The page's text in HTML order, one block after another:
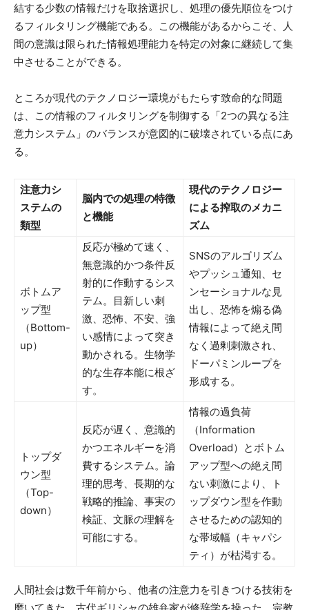
結する少数の情報だけを取捨選択し、処理の優先順位をつけ
るフィルタリング機能である。この機能があるからこそ、人
間の意識は限られた情報処理能力を特定の対象に継続して集
中させることができる。
ところが現代のテクノロジー環境がもたらす致命的な問題
は、この情報のフィルタリングを制御する「2つの異なる注
意力システム」のバランスが意図的に破壊されている点にあ
る。
注意力シ
ステムの
類型
脳内での処理の特徴
と機能
現代のテクノロジー
による搾取のメカニ
ズム
ボトムア
ップ型
（Bottom-
up）
反応が極めて速く、
無意識的かつ条件反
射的に作動するシス
テム。目新しい刺
激、恐怖、不安、強
い感情によって突き
動かされる。生物学
的な生存本能に根ざ
す。
SNSのアルゴリズム
やプッシュ通知、セ
ンセーショナルな見
出し、恐怖を煽る偽
情報によって絶え間
なく過剰刺激され、
ドーパミンループを
形成する。
トップダ
ウン型
（Top-
down）
反応が遅く、意識的
かつエネルギーを消
費するシステム。論
理的思考、長期的な
戦略的推論、事実の
検証、文脈の理解を
可能にする。
情報の過負荷
（Information
Overload）とボトム
アップ型への絶え間
ない刺激により、ト
ップダウン型を作動
させるための認知的
な帯域幅（キャパシ
ティ）が枯渇する。
人間社会は数千年前から、他者の注意力を引きつける技術を